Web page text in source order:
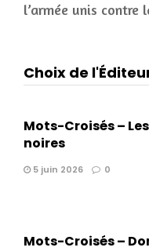
l’armée unis contre
Choix de
Mots-Croisés –
noires
5 juin 2026 0
Mots-Croisés –